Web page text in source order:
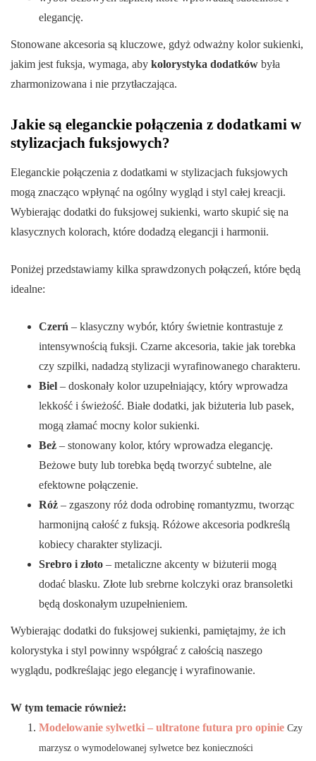
elegancję.
Stonowane akcesoria są kluczowe, gdyż odważny kolor sukienki,
jakim jest fuksja, wymaga, aby kolorystyka dodatków była
zharmonizowana i nie przytłaczająca.
Jakie są eleganckie połączenia z dodatkami w
stylizacjach fuksjowych?
Eleganckie połączenia z dodatkami w stylizacjach fuksjowych
mogą znacząco wpłynąć na ogólny wygląd i styl całej kreacji.
Wybierając dodatki do fuksjowej sukienki, warto skupić się na
klasycznych kolorach, które dodadzą elegancji i harmonii.
Poniżej przedstawiamy kilka sprawdzonych połączeń, które będą
idealne:
Czerń – klasyczny wybór, który świetnie kontrastuje z
intensywnością fuksji. Czarne akcesoria, takie jak torebka
czy szpilki, nadadzą stylizacji wyrafinowanego charakteru.
Biel – doskonały kolor uzupełniający, który wprowadza
lekkość i świeżość. Białe dodatki, jak biżuteria lub pasek,
mogą złamać mocny kolor sukienki.
Beż – stonowany kolor, który wprowadza elegancję.
Beżowe buty lub torebka będą tworzyć subtelne, ale
efektowne połączenie.
Róż – zgaszony róż doda odrobinę romantyzmu, tworząc
harmonijną całość z fuksją. Różowe akcesoria podkreślą
kobiecy charakter stylizacji.
Srebro i złoto – metaliczne akcenty w biżuterii mogą
dodać blasku. Złote lub srebrne kolczyki oraz bransoletki
będą doskonałym uzupełnieniem.
Wybierając dodatki do fuksjowej sukienki, pamiętajmy, że ich
kolorystyka i styl powinny współgrać z całością naszego
wyglądu, podkreślając jego elegancję i wyrafinowanie.
W tym temacie również:
Modelowanie sylwetki – ultratone futura pro opinie Czy
marzysz o wymodelowanej sylwetce bez konieczności